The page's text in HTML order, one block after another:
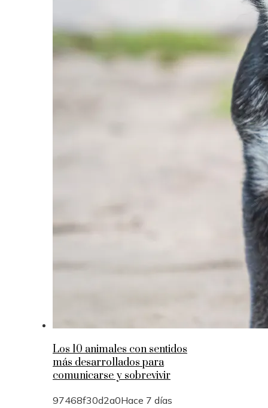
Los 10 animales con sentidos
más desarrollados para
comunicarse y sobrevivir
97468f30d2a0Hace 7 días